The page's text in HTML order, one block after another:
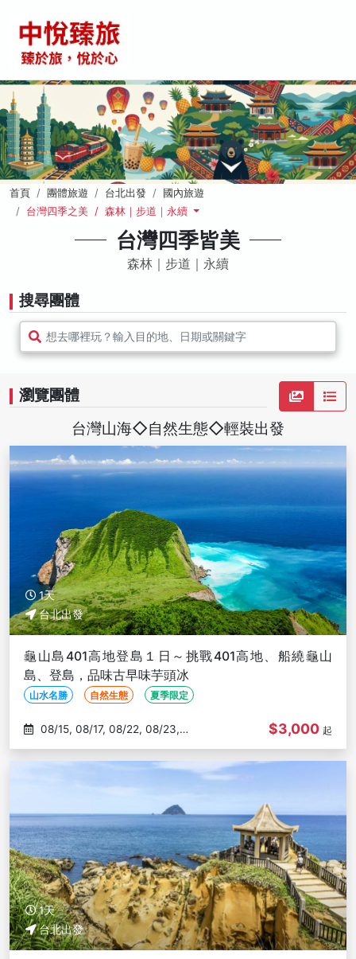
首頁 團體旅遊 台北出發
國內旅遊
台灣四季之美 / 森林｜步道｜永續
台灣四季皆美
森林｜步道｜永續
搜尋團體
想去哪裡玩？輸入目的地、日期或關鍵字
瀏覽團體
台灣山海◇自然生態◇輕裝出發
1天
台北出發
龜山島401高地登島１日～挑戰401高地、船繞龜山
島、登島，品味古早味芋頭冰
山水名勝 自然生態 夏季限定
08/29
$3,000 起
1天
台北出發